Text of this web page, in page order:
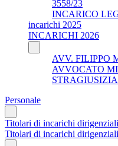
3558/23
INCARICO
incarichi 2025
INCARICHI 2026
AVV. FILIPPO
AVVOCATO
Personale
Titolari di incarichi
Titolari di incarichi